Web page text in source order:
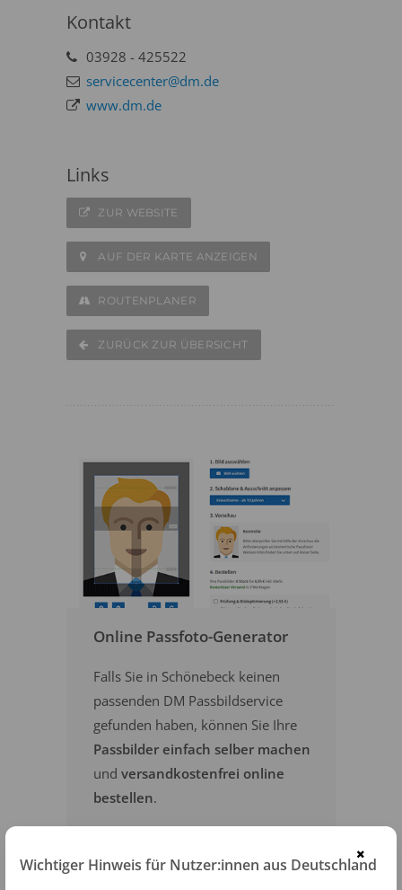
Kontakt
03928 - 425522
servicecenter@dm.de
www.dm.de
Links
ZUR WEBSITE
AUF DER KARTE ANZEIGEN
ROUTENPLANER
ZURÜCK ZUR ÜBERSICHT
Online Passfoto-Generator
Falls Sie in Schönebeck keinen
passenden DM Passbildservice
gefunden haben, können Sie Ihre
Passbilder einfach selber machen
und versandkostenfrei online
bestellen.
×
Wichtiger Hinweis für Nutzer:innen aus Deutschland